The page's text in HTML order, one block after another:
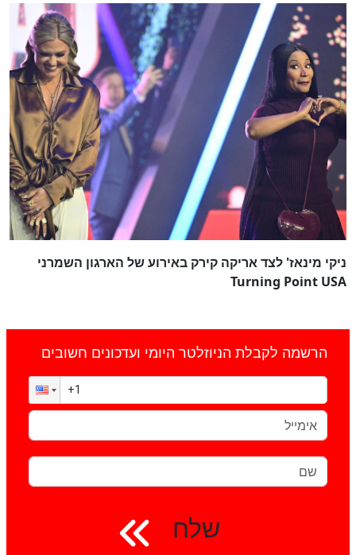
ניקי מינאז' לצד אריקה קירק באירוע של הארגון השמרני
Turning Point USA
הרשמה לקבלת הניוזלטר היומי ועדכונים חשובים
שלח